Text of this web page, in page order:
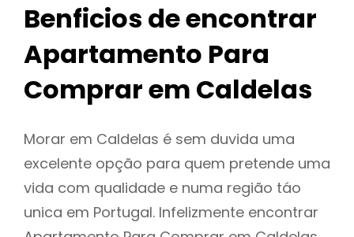
Benficios de encontrar
Apartamento Para
Comprar em Caldelas
Morar em Caldelas é sem duvida uma
excelente opção para quem pretende uma
vida com qualidade e numa região táo
unica em Portugal. Infelizmente encontrar